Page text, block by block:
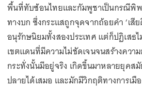
พื้นที่ทับซ้อนไทยและกัมพูชาเป็นกรณีพิพ
ทางบก ซึ่งกระแสถูกจุดจากถ้อยคำ ‘เสี
อนุรักษนิยมทั้งสองประเทศ แต่ก็ปฏิเสธ
เขตแดนที่มีความไม่ชัดเจนจนสร้างควา
กระทั่งนั้นมีอยู่จริง เกิดขึ้นมาหลายยุคส
ปลายได้เสมอ และมักมีวิกฤติทางการเมื